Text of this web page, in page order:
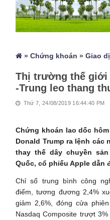
»Chứng khoán »Giao
Thị trường thế giới
-Trung leo thang
Thứ 7, 24/08/2019 16:44:40 PM
Chứng khoán lao dốc
Donald Trump ra lệnh các
thay thế dây chuyền
Quốc, cổ phiếu Apple dẫn
Chỉ số trung bình công
điểm, tương đương 2,4%
giảm 2,6%, đóng cửa
Nasdaq Composite trượt